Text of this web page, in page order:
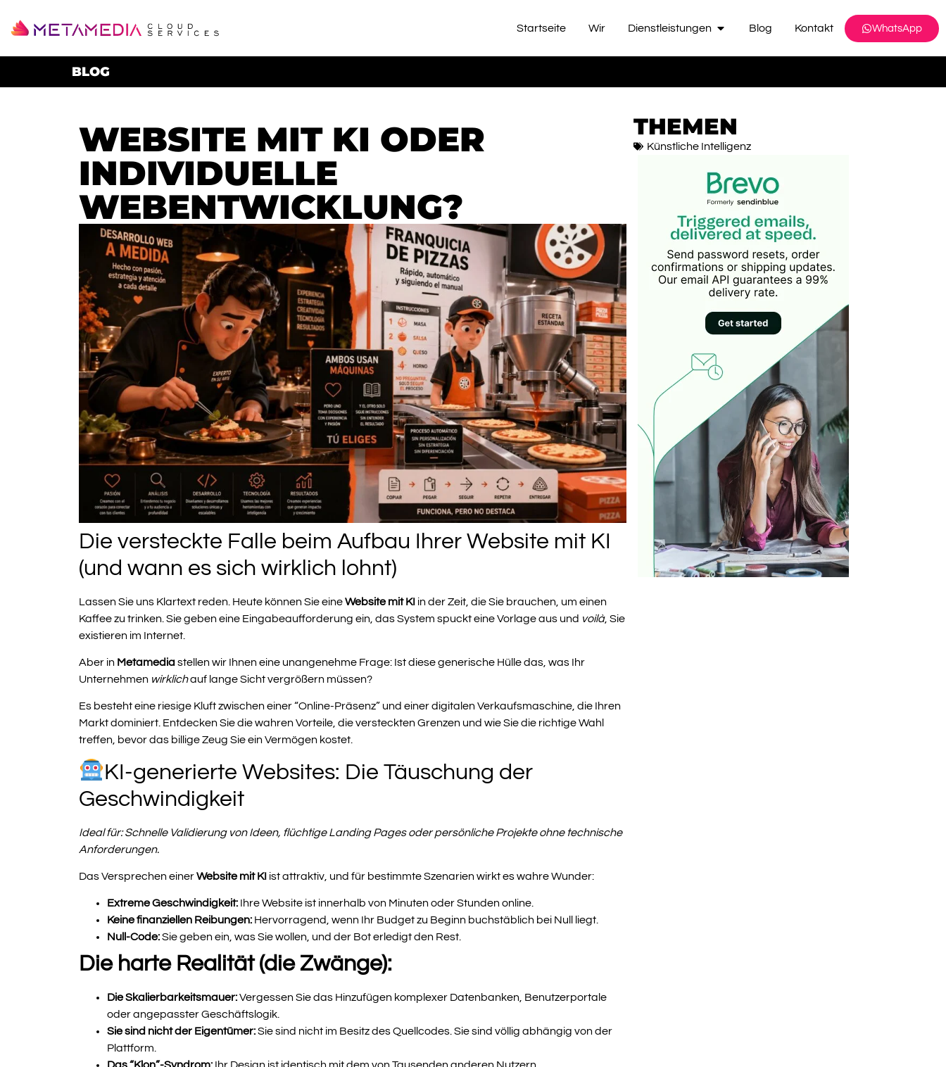
Startseite Wir Dienstleistungen Blog Kontakt WhatsApp
BLOG
THEMEN
Künstliche Intelligenz
WEBSITE MIT KI ODER
INDIVIDUELLE
WEBENTWICKLUNG?
Die versteckte Falle beim Aufbau Ihrer Website mit KI
(und wann es sich wirklich lohnt)
Lassen Sie uns Klartext reden. Heute können Sie eineWebsite mit KI in der Zeit, die Sie brauchen, um einen
Kaffee zu trinken. Sie geben eine Eingabeaufforderung ein, das System spuckt eine Vorlage aus und voilà, Sie
existieren im Internet.
Aber in Metamediastellen wir Ihnen eine unangenehme Frage: Ist diese generische Hülle das, was Ihr
Unternehmen wirklichauf lange Sicht vergrößern müssen?
Es besteht eine riesige Kluft zwischen einer “Online-Präsenz” und einer digitalen Verkaufsmaschine, die Ihren
Markt dominiert. Entdecken Sie die wahren Vorteile, die versteckten Grenzen und wie Sie die richtige Wahl
treffen, bevor das billige Zeug Sie ein Vermögen kostet.
KI-generierte Websites: Die Täuschung der
Geschwindigkeit
Ideal für: Schnelle Validierung von Ideen, flüchtige Landing Pages oder persönliche Projekte ohne technische
Anforderungen.
Das Versprechen einerWebsite mit KI ist attraktiv, und für bestimmte Szenarien wirkt es wahre Wunder:
Extreme Geschwindigkeit: Ihre Website ist innerhalb von Minuten oder Stunden online.
Keine finanziellen Reibungen: Hervorragend, wenn Ihr Budget zu Beginn buchstäblich bei Null liegt.
Null-Code:Sie geben ein, was Sie wollen, und der Bot erledigt den Rest.
Die harte Realität (die Zwänge):
Die Skalierbarkeitsmauer:Vergessen Sie das Hinzufügen komplexer Datenbanken, Benutzerportale
oder angepasster Geschäftslogik.
Sie sind nicht der Eigentümer:Sie sind nicht im Besitz des Quellcodes. Sie sind völlig abhängig von der
Plattform.